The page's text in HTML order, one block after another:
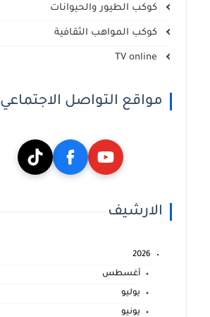
كوكب الطيور والحيوانات
كوكب المواهب الثقافية
مواقع التواصل الاجتماعي
الارشيف
2026
أغسطس
يوليو
يونيو